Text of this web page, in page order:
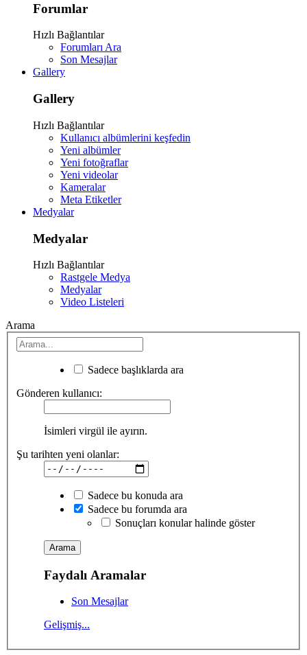
Forumlar
Hızlı Bağlantılar
Forumları Ara
Son Mesajlar
Gallery
Gallery
Hızlı Bağlantılar
Kullanıcı albümlerini keşfedin
Yeni albümler
Yeni fotoğraflar
Yeni videolar
Kameralar
Meta Etiketler
Medyalar
Medyalar
Hızlı Bağlantılar
Rastgele Medya
Medyalar
Video Listeleri
Arama
Sadece başlıklarda ara
Gönderen kullanıcı:
İsimleri virgül ile ayırın.
Şu tarihten yeni olanlar:
Sadece bu konuda ara
Sadece bu forumda ara
Sonuçları konular halinde göster
Faydalı Aramalar
Son Mesajlar
Gelişmiş...